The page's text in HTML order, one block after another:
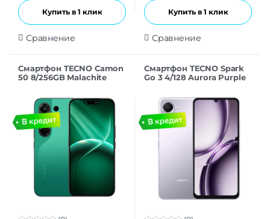
Купить в 1 клик
Сравнение
Купить в 1 клик
Сравнение
Смартфон TECNO Camon
50 8/256GB Malachite
Смартфон TECNO Spark
Go 3 4/128 Aurora Purple